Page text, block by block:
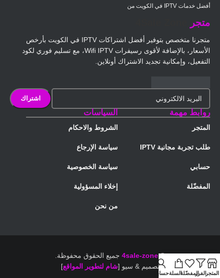
أفضل خدمات IPTV في الكويت من
متجر
متجرنا متخصص بتوفير أفضل اشتراكات IPTV في الكويت بأرخص
الأسعار، بالإضافة لأقوى رسيفرات Wifi IPTV، مع تسليم فوري لكود
التفعيل، وإمكانية تجديد الاشتراك أونلاين.
روابط مهمة
المتجر
طلب تجربة مجانية IPTV
حسابي
المفضّلة
السياسات
الشروط والاحكام
سياسة الإرجاع
سياسة الخصوصية
إخلاء المسؤولية
من نحن
©
4sale-zoneجميع الحقوق محفوظة.
تصميم & سيو [شام لتطوير المواقع]
المتجرالفرزالمفضّلةالسلةحسابي